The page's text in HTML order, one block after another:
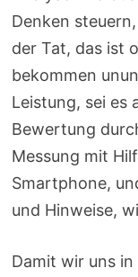
Denken
der Tat, das ist
bekommen
Leistung, sei es
Bewertung
Messung mit
Smartphone,
und Hinweise,
Damit wir uns